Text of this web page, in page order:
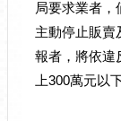
局要求業者，
主動停止販賣
報者，將依違
上300萬元以